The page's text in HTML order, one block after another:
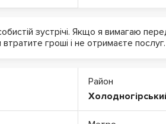
зустрічі. Якщо я вимагаю
втратите гроші і не отримаєте послуг.
Район